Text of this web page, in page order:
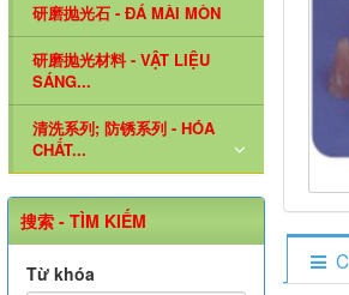
研磨抛光石 - ĐÁ MÀI MÒN
研磨抛光材料 - VẬT LIỆU
SÁNG...
清洗系列; 防锈系列 - HÓA
CHẤT...
搜索 - TÌM KIẾM
Từ khóa